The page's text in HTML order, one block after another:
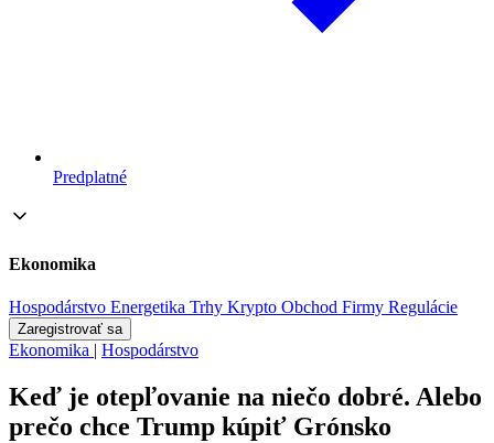
Predplatné
Ekonomika
Hospodárstvo Energetika Trhy Krypto Obchod Firmy Regulácie
Zaregistrovať sa
Ekonomika | Hospodárstvo
Keď je otepľovanie na niečo dobré. Alebo
prečo chce Trump kúpiť Grónsko